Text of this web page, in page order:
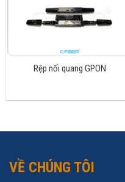
Rệp nối quang GPON
VỀ CHÚNG TÔI